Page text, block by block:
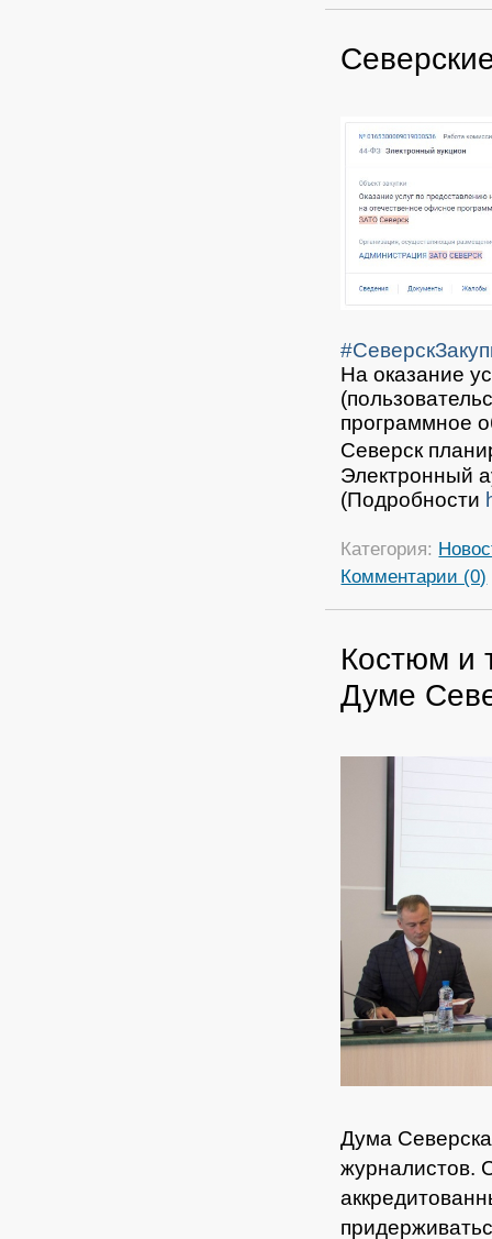
На оказание
программное
Северск
Электронный
(Подробности
Категория:
Комментарии (0)
Костюм и
Думе
Дума
журналистов.